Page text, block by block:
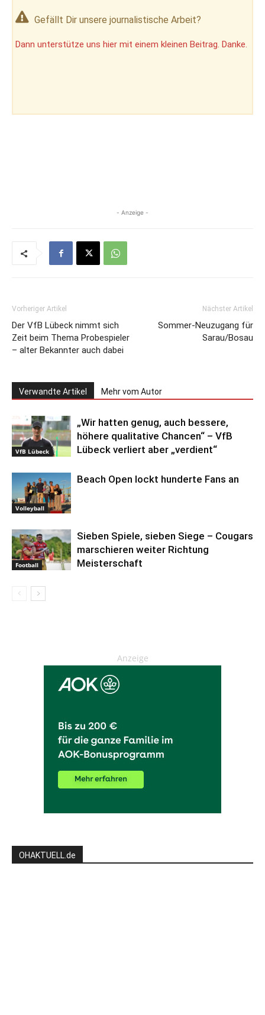
Gefällt Dir unsere journalistische Arbeit?
Dann unterstütze uns hier mit einem kleinen Beitrag. Danke.
- Anzeige -
Vorheriger Artikel
Der VfB Lübeck nimmt sich
Zeit beim Thema Probespieler
– alter Bekannter auch dabei
Nächster Artikel
Sommer-Neuzugang für
Sarau/Bosau
Verwandte Artikel Mehr vom Autor
VfB Lübeck
„Wir hatten genug, auch bessere,
höhere qualitative Chancen“ – VfB
Lübeck verliert aber „verdient“
Volleyball
Beach Open lockt hunderte Fans an
Football
Sieben Spiele, sieben Siege – Cougars
marschieren weiter Richtung
Meisterschaft
Anzeige
OHAKTUELL.de